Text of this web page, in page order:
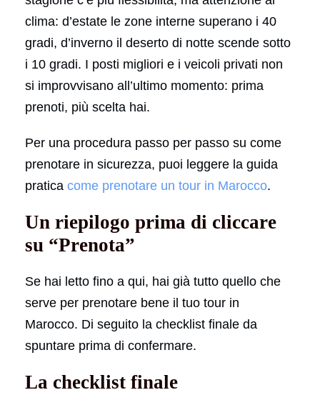
clima: d’estate le zone interne superano i 40
gradi, d’inverno il deserto di notte scende sotto
i 10 gradi. I posti migliori e i veicoli privati non
si improvvisano all’ultimo momento: prima
prenoti, più scelta hai.
Per una procedura passo per passo su come
prenotare in sicurezza, puoi leggere la guida
pratica come prenotare un tour in Marocco.
Un riepilogo prima di cliccare
su “Prenota”
Se hai letto fino a qui, hai già tutto quello che
serve per prenotare bene il tuo tour in
Marocco. Di seguito la checklist finale da
spuntare prima di confermare.
La checklist finale